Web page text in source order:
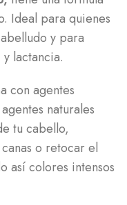
Ideal para quienes
y para
lactancia.
con agentes
naturales
tu cabello,
o retocar el
así colores intensos